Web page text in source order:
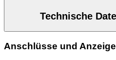
Technische
Anschlüsse und